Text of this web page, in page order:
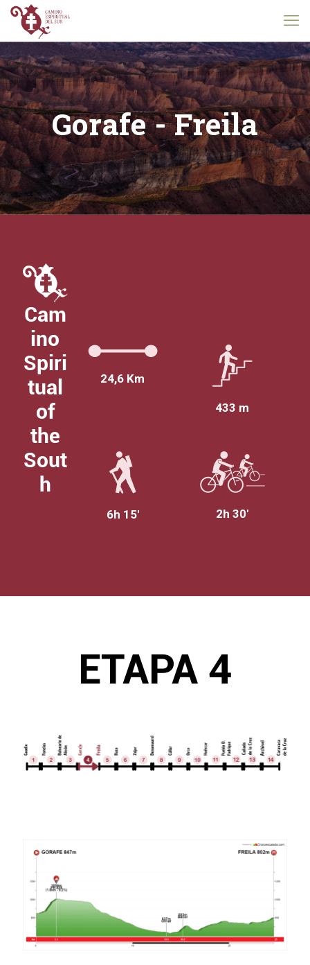
Gorafe - Freila
Cam
ino
Spiri
tual
of
the
Sout
h
24,6 Km
433 m
6h 15' 2h 30'
ETAPA 4